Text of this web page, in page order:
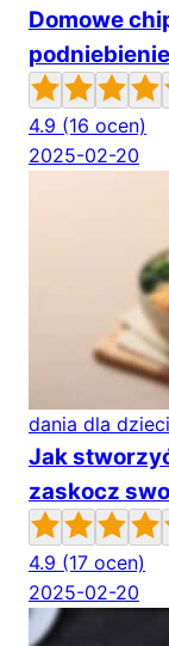
Domowe
podniebienie
4.9 (16 ocen)
2025-02-20
dania dla dzieci
Jak
zaskocz
4.9 (17 ocen)
2025-02-20